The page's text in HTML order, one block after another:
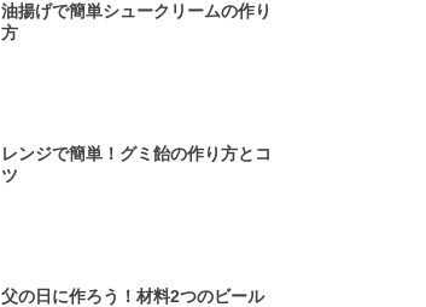
油揚げで簡単シュークリームの作り
方
レンジで簡単！グミ飴の作り方とコ
ツ
父の日に作ろう！材料2つのビール